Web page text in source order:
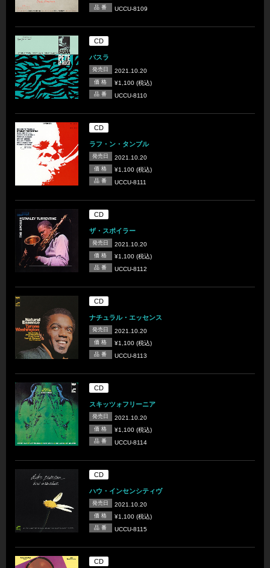
品 番 UCCU-8109
CD
バスラ
発売日 2021.10.20
価 格 ¥1,100 (税込)
品 番 UCCU-8110
CD
ラフ・ン・タンブル
発売日 2021.10.20
価 格 ¥1,100 (税込)
品 番 UCCU-8111
CD
ザ・スポイラー
発売日 2021.10.20
価 格 ¥1,100 (税込)
品 番 UCCU-8112
CD
ナチュラル・エッセンス
発売日 2021.10.20
価 格 ¥1,100 (税込)
品 番 UCCU-8113
CD
スキッツォフリーニア
発売日 2021.10.20
価 格 ¥1,100 (税込)
品 番 UCCU-8114
CD
ハウ・インセンシティヴ
発売日 2021.10.20
価 格 ¥1,100 (税込)
品 番 UCCU-8115
CD